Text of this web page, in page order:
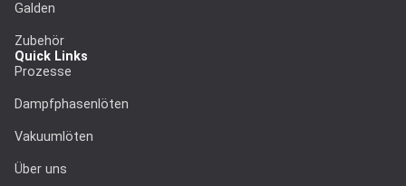
Galden
Zubehör
Quick Links
Prozesse
Dampf­phasen­löten
Vakuumlöten
Über uns